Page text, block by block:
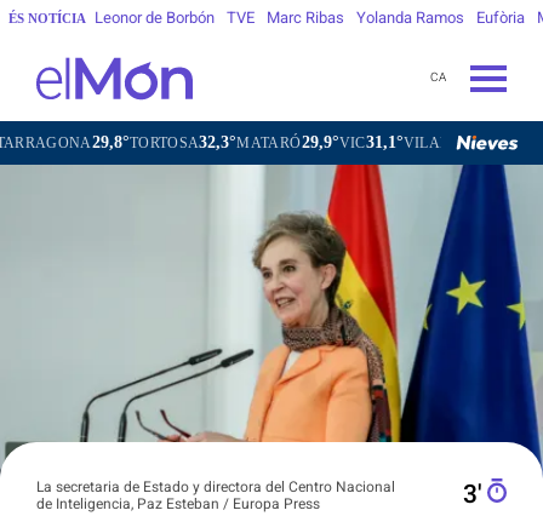
ÉS NOTÍCIA Leonor de Borbón TVE Marc Ribas Yolanda Ramos Eufòria
CA
29,8°TORTOSA32,3°MATARÓ29,9°VIC31,1°VILAFRANCA DEL
La secretaria de Estado y directora del Centro Nacional
de Inteligencia, Paz Esteban / Europa Press
3′